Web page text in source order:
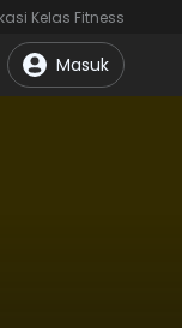
Kelas Fitness
Masuk